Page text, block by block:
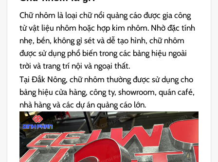
Chữ nhôm là loại chữ nổi quảng cáo được gia công
từ vật liệu nhôm hoặc hợp kim nhôm. Nhờ đặc tính
nhẹ, bền, không gỉ sét và dễ tạo hình, chữ nhôm
được sử dụng phổ biến trong các bảng hiệu ngoài
trời và trang trí nội và ngoại thất.
Tại Đắk Nông, chữ nhôm thường được sử dụng cho
bảng hiệu cửa hàng, công ty, showroom, quán café,
nhà hàng và các dự án quảng cáo lớn.